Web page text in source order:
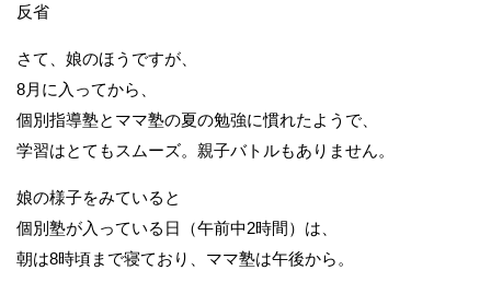
反省
さて、娘のほうですが、
8月に入ってから、
個別指導塾とママ塾の夏の勉強に慣れたようで、
学習はとてもスムーズ。親子バトルもありません。
娘の様子をみていると
個別塾が入っている日（午前中2時間）は、
朝は8時頃まで寝ており、ママ塾は午後から。